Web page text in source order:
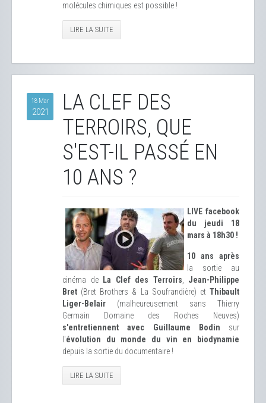
molécules chimiques est possible !
LIRE LA SUITE
18 Mar
2021
LA CLEF DES
TERROIRS, QUE
S'EST-IL PASSÉ EN
10 ANS ?
LIVE facebook
du jeudi 18
mars à 18h30 !
10 ans après
la sortie au
cinéma de
La Clef des Terroirs
Jean-Philippe
Bret (Bret Brothers & La Soufrandière) et Thibault
Liger-Belair (malheureusement sans Thierry
Germain Domaine des Roches Neuves)
s'entretiennent avec Guillaume Bodin sur
l'évolution du monde du vin en biodynamie
depuis la sortie du documentaire !
LIRE LA SUITE